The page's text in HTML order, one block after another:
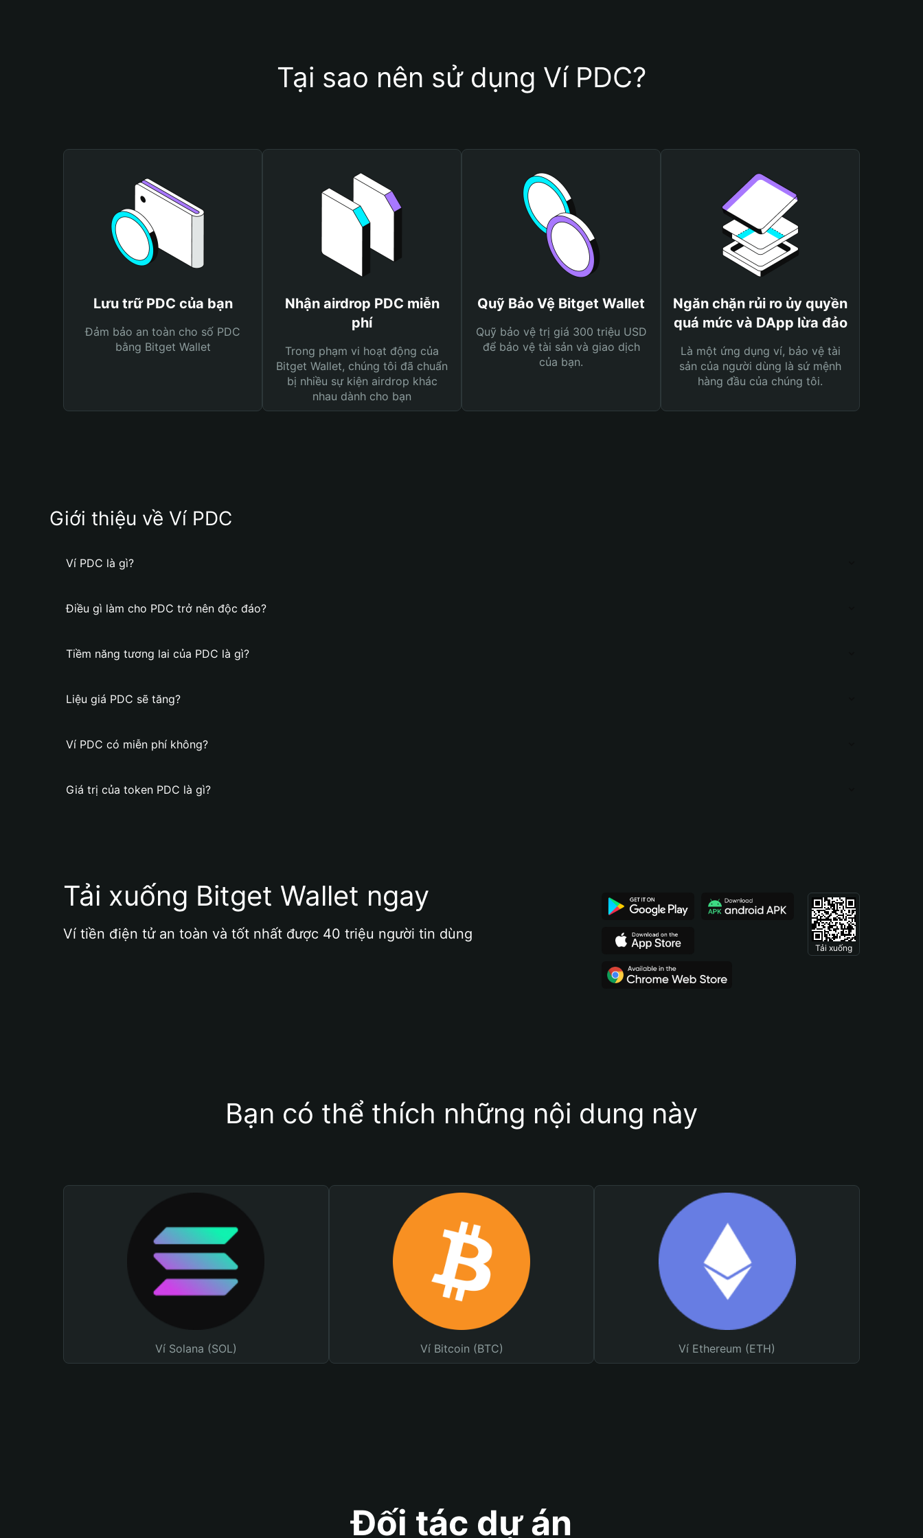
Tại sao nên sử dụng Ví PDC?
Lưu trữ PDC của bạn
Đảm bảo an toàn cho số PDC
bằng Bitget Wallet
Nhận airdrop PDC miễn
phí
Trong phạm vi hoạt động của
Bitget Wallet, chúng tôi đã chuẩn
bị nhiều sự kiện airdrop khác
nhau dành cho bạn
Quỹ Bảo Vệ Bitget Wallet
Quỹ bảo vệ trị giá 300 triệu USD
để bảo vệ tài sản và giao dịch
của bạn.
Ngăn chặn rủi ro ủy quyền
quá mức và DApp lừa đảo
Là một ứng dụng ví, bảo vệ tài
sản của người dùng là sứ mệnh
hàng đầu của chúng tôi.
Giới thiệu về Ví PDC
Ví PDC là gì?
Điều gì làm cho PDC trở nên độc đáo?
Tiềm năng tương lai của PDC là gì?
Liệu giá PDC sẽ tăng?
Ví PDC có miễn phí không?
Giá trị của token PDC là gì?
Tải xuống Bitget Wallet ngay
Ví tiền điện tử an toàn và tốt nhất được 40 triệu người tin dùng
Tải xuống
Bạn có thể thích những nội dung này
Ví Solana (SOL) Ví Bitcoin (BTC) Ví Ethereum (ETH)
Đối tác dự án